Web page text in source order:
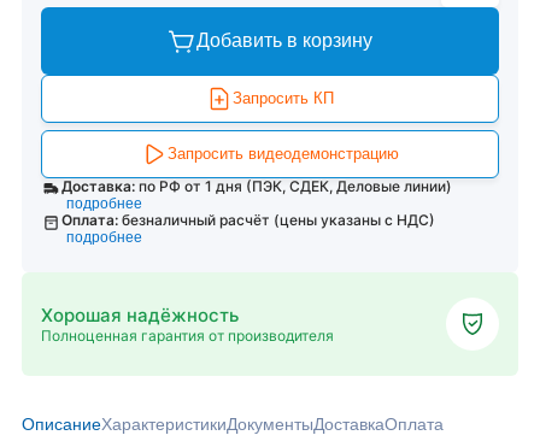
Добавить в корзину
Запросить КП
Запросить видеодемонстрацию
Доставка: по РФ от 1 дня (ПЭК, СДЕК, Деловые линии)
подробнее
Оплата: безналичный расчёт (цены указаны с НДС)
подробнее
Хорошая надёжность
Полноценная гарантия от производителя
ОписаниеХарактеристикиДокументыДоставкаОплата